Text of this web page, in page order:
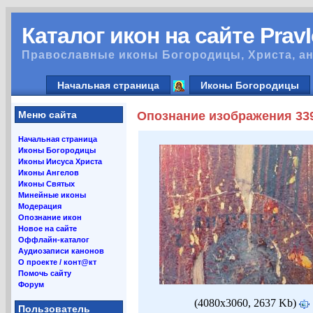
Каталог икон на сайте
Православные иконы Богородицы, Христа,
Начальная страница Иконы Богородицы
Меню сайта
Начальная страница
Иконы Богородицы
Иконы Иисуса Христа
Иконы Ангелов
Иконы Святых
Минейные иконы
Модерация
Опознание икон
Новое на сайте
Оффлайн-каталог
Аудиозаписи канонов
О проекте / конт@кт
Помочь сайту
Форум
Пользователь
Опознание изображения
(4080x3060, 2637 Kb)